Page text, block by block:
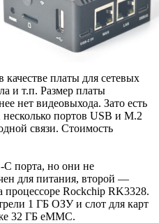
качестве платы для сетевых
и т.п. Размер платы
нет видеовыхода. Зато есть
портов USB и M.2
связи. Стоимость
C порта, но они не
для питания, второй —
процессоре Rockchip RK3328.
1 ГБ ОЗУ и слот для карт
32 ГБ eMMC.